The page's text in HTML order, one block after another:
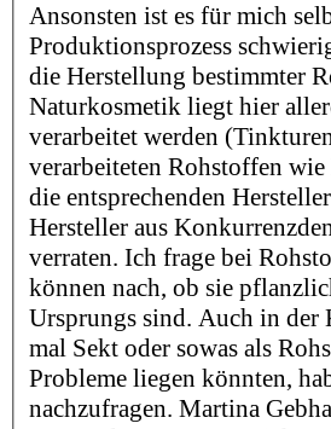
Ansonsten ist es für mich
Produktionsprozess
die Herstellung bestimmter
Naturkosmetik liegt hier
verarbeitet werden
verarbeiteten Rohstoffen
die entsprechenden
Hersteller aus
verraten. Ich frage bei
können nach, ob sie
Ursprungs sind. Auch in der
mal Sekt oder sowas als
Probleme liegen könnten,
nachzufragen. Martina